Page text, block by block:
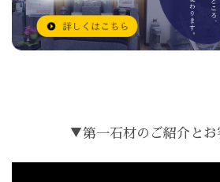
▼第一石材のご紹介と